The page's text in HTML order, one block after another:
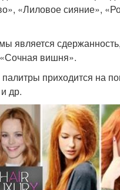
«Лиловое сияние»,
является
вишня».
приходится на
др.